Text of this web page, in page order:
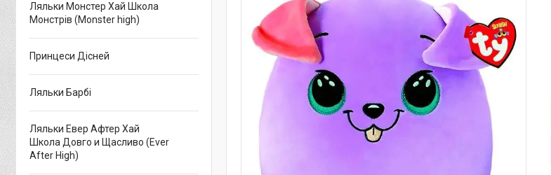
Ляльки Монстер Хай Школа
Монстрів (Monster high)
Принцеси Дісней
Ляльки Барбі
Ляльки Евер Афтер Хай
Школа Довго и Щасливо (Ever
After High)